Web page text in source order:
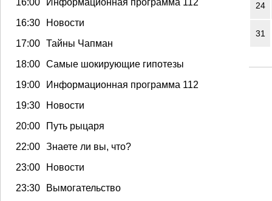
16:30
Новости
17:00 Тайны Чапман
18:00 Самые шокирующие гипотезы
19:00
Информационная программа 112
19:30
Новости
20:00
Путь рыцаря
22:00 Знаете ли вы, что?
23:00
Новости
23:30
Вымогательство
24
31